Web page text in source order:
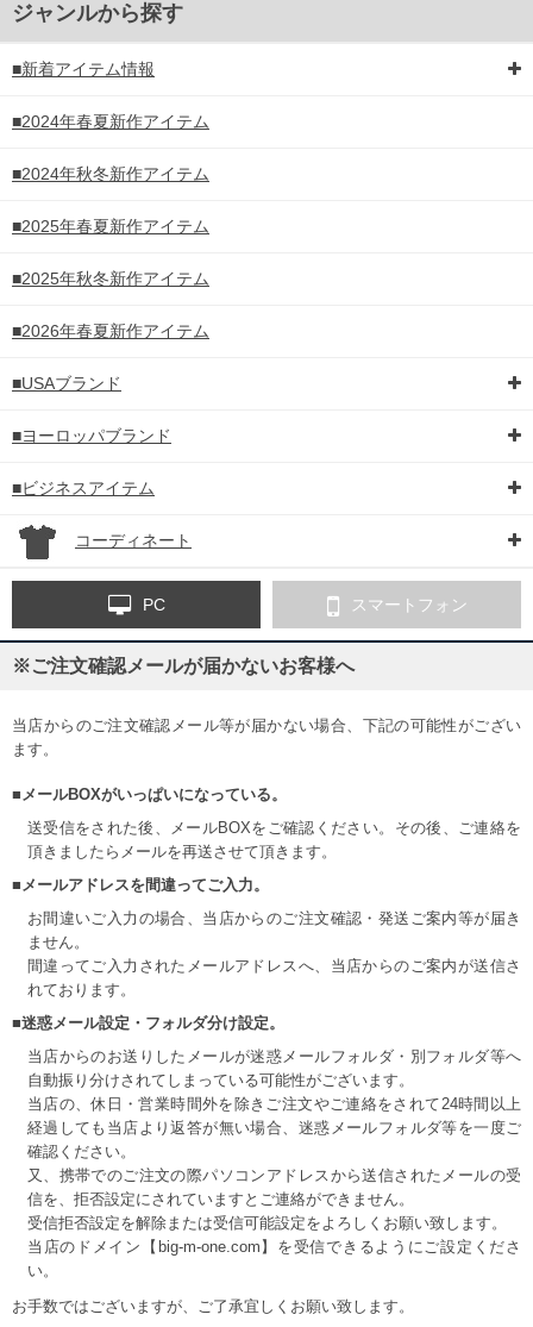
ジャンルから探す
■新着アイテム情報
■2024年春夏新作アイテム
■2024年秋冬新作アイテム
■2025年春夏新作アイテム
■2025年秋冬新作アイテム
■2026年春夏新作アイテム
■USAブランド
■ヨーロッパブランド
■ビジネスアイテム
コーディネート
PC スマートフォン
※ご注文確認メールが届かないお客様へ
当店からのご注文確認メール等が届かない場合、下記の可能性がござい
ます。
■メールBOXがいっぱいになっている。
送受信をされた後、メールBOXをご確認ください。その後、ご連絡を
頂きましたらメールを再送させて頂きます。
■メールアドレスを間違ってご入力。
お間違いご入力の場合、当店からのご注文確認・発送ご案内等が届き
ません。
間違ってご入力されたメールアドレスへ、当店からのご案内が送信さ
れております。
■迷惑メール設定・フォルダ分け設定。
当店からのお送りしたメールが迷惑メールフォルダ・別フォルダ等へ
自動振り分けされてしまっている可能性がございます。
当店の、休日・営業時間外を除きご注文やご連絡をされて24時間以上
経過しても当店より返答が無い場合、迷惑メールフォルダ等を一度ご
確認ください。
又、携帯でのご注文の際パソコンアドレスから送信されたメールの受
信を、拒否設定にされていますとご連絡ができません。
受信拒否設定を解除または受信可能設定をよろしくお願い致します。
当店のドメイン【big-m-one.com】を受信できるようにご設定くださ
い。
お手数ではございますが、ご了承宜しくお願い致します。